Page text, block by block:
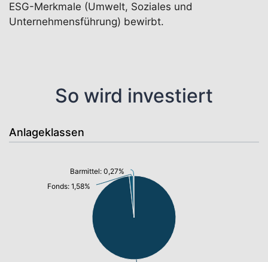
ESG-Merkmale (Umwelt, Soziales und
Unternehmensführung) bewirbt.
So wird investiert
Anlageklassen
Fonds: 1,58%
Barmittel: 0,27%